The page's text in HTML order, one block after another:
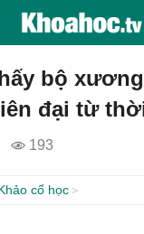
bộ
đại từ
193
cổ học